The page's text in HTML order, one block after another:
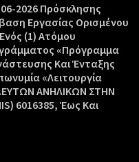
2026 Πρόσκλησης
Εργασίας Ορισμένου
(1) Ατόμου
«Πρόγραμμα
Και Ένταξης
«Λειτουργία
ΑΝΗΛΙΚΩΝ ΣΤΗΝ
6016385, Έως Και